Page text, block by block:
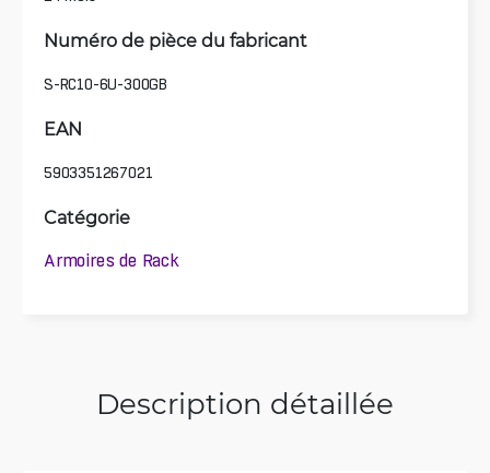
Numéro de pièce du fabricant
S-RC10-6U-300GB
EAN
5903351267021
Catégorie
Armoires de Rack
Description détaillée